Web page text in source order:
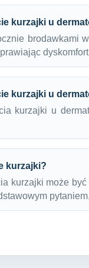
kurzajki u
brodawkami
kurzajki u
kurzajki u
kurzajki?
kurzajki może